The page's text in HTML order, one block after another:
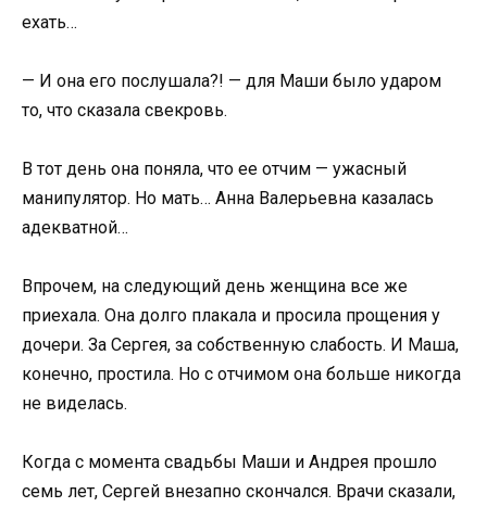
ехать…
— И она его послушала?! — для Маши было ударом
то, что сказала свекровь.
В тот день она поняла, что ее отчим — ужасный
манипулятор. Но мать… Анна Валерьевна казалась
адекватной…
Впрочем, на следующий день женщина все же
приехала. Она долго плакала и просила прощения у
дочери. За Сергея, за собственную слабость. И Маша,
конечно, простила. Но с отчимом она больше никогда
не виделась.
Когда с момента свадьбы Маши и Андрея прошло
семь лет, Сергей внезапно скончался. Врачи сказали,